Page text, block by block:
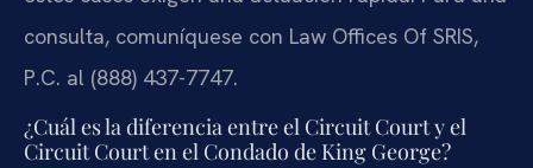
consulta, comuníquese con Law Offices Of SRIS,
P.C. al (888) 437-7747.
¿Cuál es la diferencia entre el Circuit Court y el
Circuit Court en el Condado de King George?